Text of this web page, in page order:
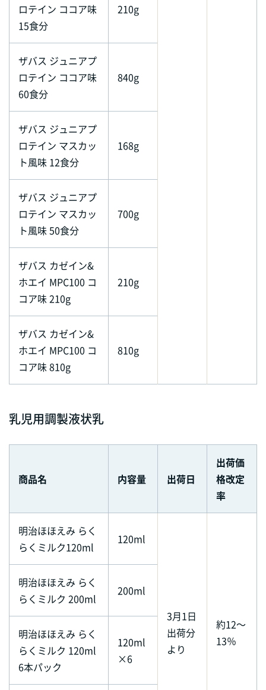
ロテイン ココア味
15食分
210g
ザバス ジュニアプ
ロテイン ココア味
60食分
840g
ザバス ジュニアプ
ロテイン マスカッ
ト風味 12食分
168g
ザバス ジュニアプ
ロテイン マスカッ
ト風味 50食分
700g
ザバス カゼイン&
ホエイ MPC100 コ
コア味 210g
210g
ザバス カゼイン&
ホエイ MPC100 コ
コア味 810g
810g
乳児用調製液状乳
商品名 内容量 出荷日
出荷価
格改定
率
明治ほほえみ らく
らくミルク120ml
120ml
3月1日
出荷分
より
約12～
13％
明治ほほえみ らく
らくミルク 200ml
200ml
明治ほほえみ らく
らくミルク 120ml
6本パック
120ml
×6